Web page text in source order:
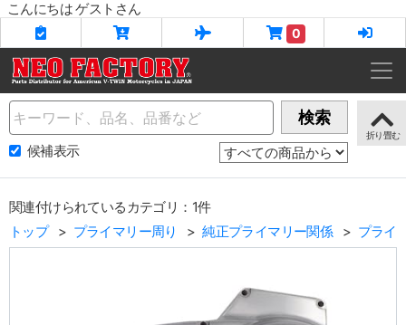
こんにちは ゲストさん
0
Name 検索
候補表示
関連付けられているカテゴリ：1件
トップ
プライマリー周り 純正プライマリー関係 プライ